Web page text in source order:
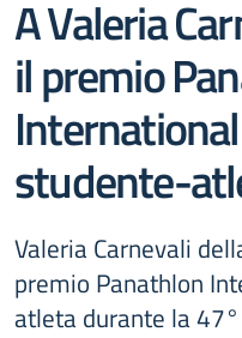
A Valeria
il premio
studente-
Valeria Carnevali
premio Panathlon
atleta durante la